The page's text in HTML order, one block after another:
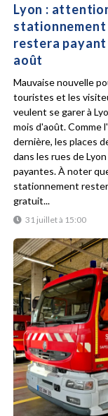
Lyon :
stationnement
restera payant
août
31 juillet à 15:00
Mauvaise nouvelle
touristes et les
veulent se garer à
mois d'août. Comme
dernière, les places
dans les rues de
payantes. À noter
stationnement
gratuit...